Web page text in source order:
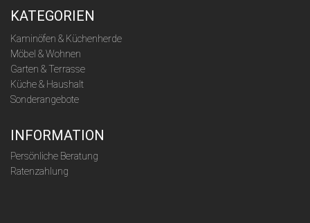
KATEGORIEN
Kaminöfen & Küchenherde
Möbel & Wohnen
Garten & Terrasse
Küche & Haushalt
Sonderangebote
INFORMATION
Persönliche Beratung
Ratenzahlung